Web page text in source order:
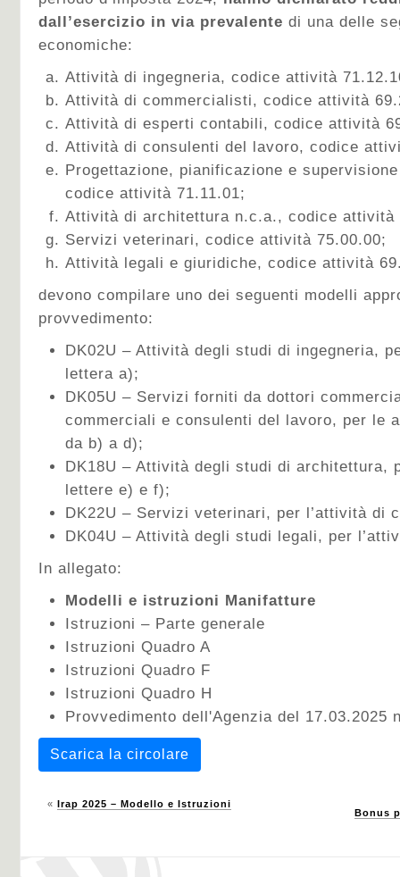
dall’esercizio in via prevalente di una delle
economiche:
Attività di ingegneria, codice attività
Attività di commercialisti, codice attività
Attività di esperti contabili, codice attività
Attività di consulenti del lavoro, codice
Progettazione, pianificazione e
codice attività 71.11.01;
Attività di architettura n.c.a., codice attività
Servizi veterinari, codice attività 75.00.00;
Attività legali e giuridiche, codice attività
devono compilare uno dei seguenti modelli
provvedimento:
DK02U – Attività degli studi di ingegneria,
lettera a);
DK05U – Servizi forniti da dottori
commerciali e consulenti del lavoro, per le
da b) a d);
DK18U – Attività degli studi di architettura,
lettere e) e f);
DK22U – Servizi veterinari, per l’attività di
DK04U – Attività degli studi legali, per
In allegato:
Modelli e istruzioni Manifatture
Istruzioni – Parte generale
Istruzioni Quadro A
Istruzioni Quadro F
Istruzioni Quadro H
Provvedimento dell'Agenzia del 17.03.2025
Scarica la circolare
« Irap 2025 – Modello e Istruzioni
Bonus